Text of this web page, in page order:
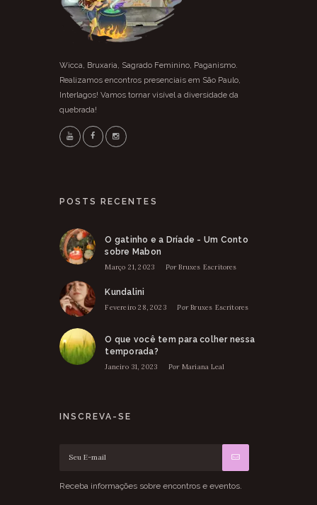
Wicca, Bruxaria, Sagrado Feminino, Paganismo.
Realizamos encontros presenciais em São Paulo,
Interlagos! Vamos tornar visível a diversidade da
quebrada!
POSTS RECENTES
O gatinho e a Dríade - Um Conto
sobre Mabon
Março 21, 2023 PorBruxes Escritores
Kundalini
Fevereiro 28, 2023 PorBruxes Escritores
O que você tem para colher nessa
temporada?
Janeiro 31, 2023 Por Mariana Leal
INSCREVA-SE
Receba informações sobre encontros e eventos.